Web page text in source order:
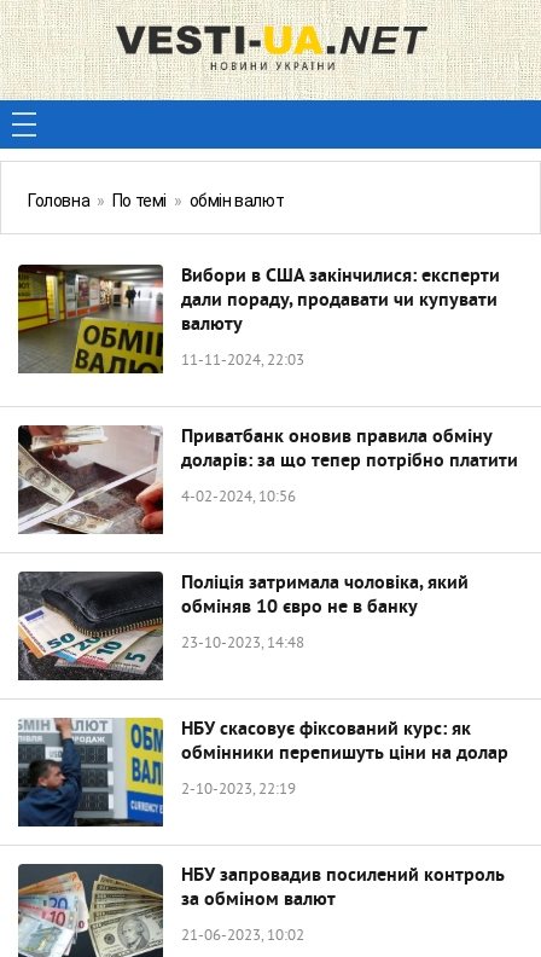
Головна » По темі » обмін валют
Вибори в США закінчилися: експерти
дали пораду, продавати чи купувати
валюту
11-11-2024, 22:03
Приватбанк оновив правила обміну
доларів: за що тепер потрібно платити
4-02-2024, 10:56
Поліція затримала чоловіка, який
обміняв 10 євро не в банку
23-10-2023, 14:48
НБУ скасовує фіксований курс: як
обмінники перепишуть ціни на долар
2-10-2023, 22:19
НБУ запровадив посилений контроль
за обміном валют
21-06-2023, 10:02